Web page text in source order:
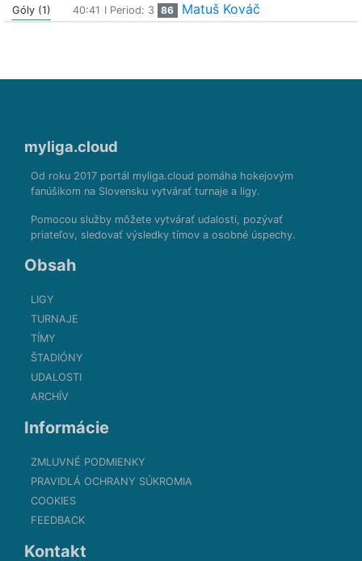
Góly (1) 40:41 I Period: 3 86 Matuš Kováč
myliga.cloud
Od roku 2017 portál myliga.cloud pomáha hokejovým
fanúšikom na Slovensku vytvárať turnaje a ligy.
Pomocou služby môžete vytvárať udalosti, pozývať
priateľov, sledovať výsledky tímov a osobné úspechy.
Obsah
LIGY
TURNAJE
TÍMY
ŠTADIÓNY
UDALOSTI
ARCHÍV
Informácie
ZMLUVNÉ PODMIENKY
PRAVIDLÁ OCHRANY SÚKROMIA
COOKIES
FEEDBACK
Kontakt